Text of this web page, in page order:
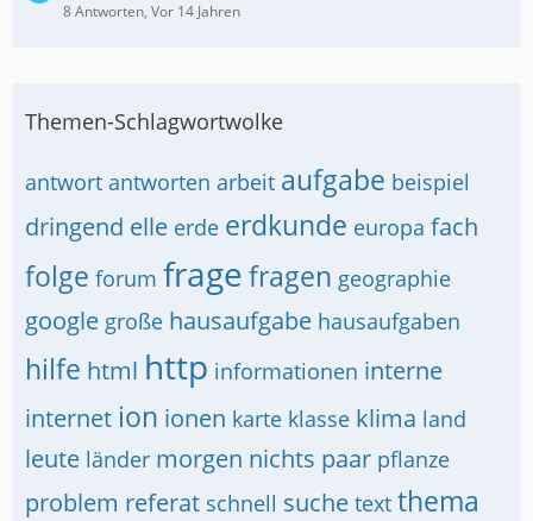
8 Antworten, Vor 14 Jahren
Themen-Schlagwortwolke
antwort antworten arbeit aufgabe beispiel
dringend elle erde erdkunde europa fach
folge forum fragefragen geographie
google große hausaufgabe hausaufgaben
hilfe html http informationen interne
internet ion ionen karte klasse klima land
leute länder morgen nichts paar pflanze
problem referat schnell suche text thema